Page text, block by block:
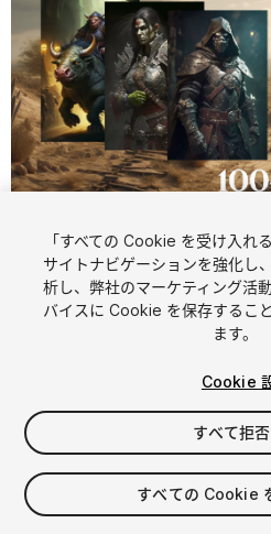
1/ 10
$15
消費税は決済時に計算されます
「すべての Cookie を受け入れ
サイトナビゲーションを強化し
析し、弊社のマーケティング活
バイスに Cookie を保存するこ
ます。
Cookie
すべて拒
すべての Cookie